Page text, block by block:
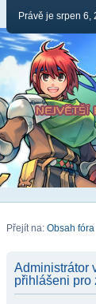
Právě je srpen 6,
Přejít na: Obsah fóra
Administrátor
přihlášeni pro